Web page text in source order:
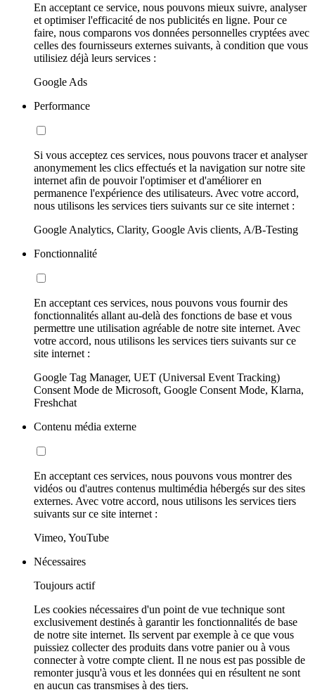
En acceptant ce service, nous pouvons mieux suivre, analyser
et optimiser l'efficacité de nos publicités en ligne. Pour ce
faire, nous comparons vos données personnelles cryptées avec
celles des fournisseurs externes suivants, à condition que vous
utilisiez déjà leurs services :
Google Ads
Performance
Si vous acceptez ces services, nous pouvons tracer et analyser
anonymement les clics effectués et la navigation sur notre site
internet afin de pouvoir l'optimiser et d'améliorer en
permanence l'expérience des utilisateurs. Avec votre accord,
nous utilisons les services tiers suivants sur ce site internet :
Google Analytics, Clarity, Google Avis clients, A/B-Testing
Fonctionnalité
En acceptant ces services, nous pouvons vous fournir des
fonctionnalités allant au-delà des fonctions de base et vous
permettre une utilisation agréable de notre site internet. Avec
votre accord, nous utilisons les services tiers suivants sur ce
site internet :
Google Tag Manager, UET (Universal Event Tracking)
Consent Mode de Microsoft, Google Consent Mode, Klarna,
Freshchat
Contenu média externe
En acceptant ces services, nous pouvons vous montrer des
vidéos ou d'autres contenus multimédia hébergés sur des sites
externes. Avec votre accord, nous utilisons les services tiers
suivants sur ce site internet :
Vimeo, YouTube
Nécessaires
Toujours actif
Les cookies nécessaires d'un point de vue technique sont
exclusivement destinés à garantir les fonctionnalités de base
de notre site internet. Ils servent par exemple à ce que vous
puissiez collecter des produits dans votre panier ou à vous
connecter à votre compte client. Il ne nous est pas possible de
remonter jusqu'à vous et les données qui en résultent ne sont
en aucun cas transmises à des tiers.